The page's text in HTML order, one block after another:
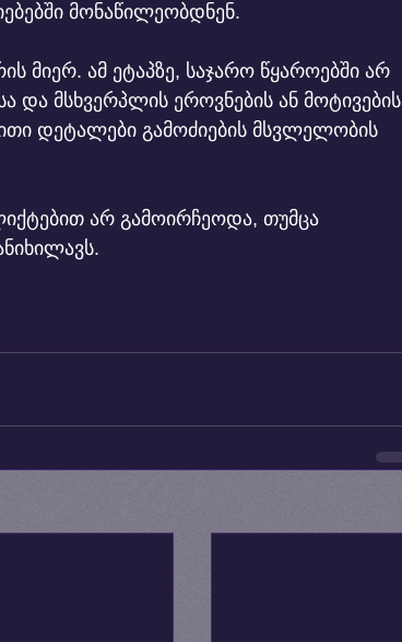
მონაწილეობდნენ.
მიერ. ამ ეტაპზე, საჯარო წყაროებში არ
და მსხვერპლის ეროვნების ან მოტივების
დეტალები გამოძიების მსვლელობის